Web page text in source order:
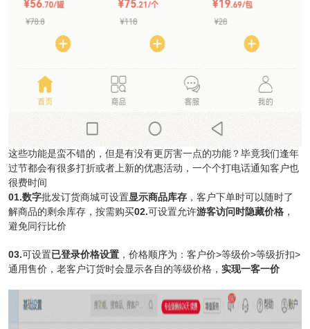
这些功能是蛮不错的，但是有没有更厉害一点的功能？毕竟我们逢年
过节都会有很多打折或者上新的优惠活动，一个个打电话通知客户也
很费时间
01.数字批发订货商城可设置显示商品库存 ，客户下单时可以随时了
解商品的剩余库存，按需购买02.可设置允许游客访问时隐藏价格 ，
避免同行比价
03.可设置已登录价格设置 ，价格顺序为：客户价>等级价>等级折扣>
通用售价，老客户订货时会显示各自的等级价格， 实现一客一价